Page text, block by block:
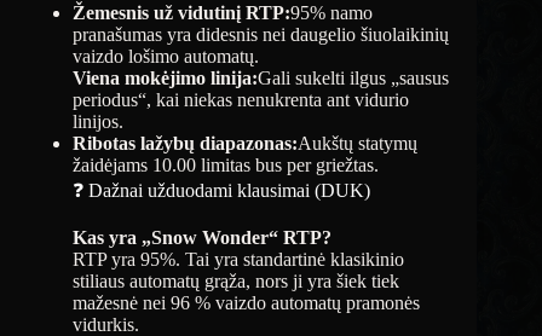
Žemesnis už vidutinį RTP:95% namo
pranašumas yra didesnis nei daugelio šiuolaikinių
vaizdo lošimo automatų.
Viena mokėjimo linija:Gali sukelti ilgus „sausus
periodus“, kai niekas nenukrenta ant vidurio
linijos.
Ribotas lažybų diapazonas:Aukštų statymų
žaidėjams 10.00 limitas bus per griežtas.
❓ Dažnai užduodami klausimai (DUK)
Kas yra „Snow Wonder“ RTP?
RTP yra 95%. Tai yra standartinė klasikinio
stiliaus automatų grąža, nors ji yra šiek tiek
mažesnė nei 96 % vaizdo automatų pramonės
vidurkis.